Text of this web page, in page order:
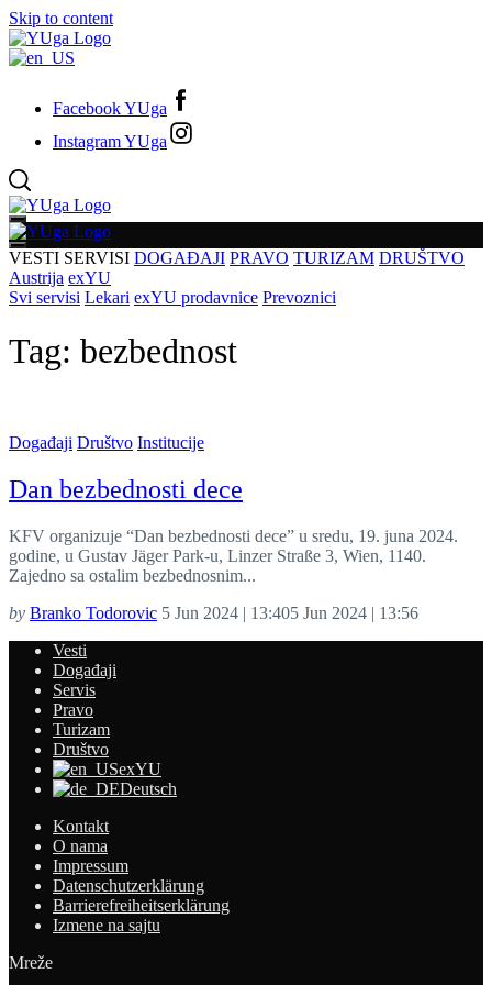
Skip to content
Facebook YUga
Instagram YUga
VESTI SERVISI DOGAĐAJI PRAVO TURIZAM DRUŠTVO
Austrija exYU
Svi servisi Lekari exYU prodavnice Prevoznici
Tag: bezbednost
Događaji Društvo Institucije
Dan bezbednosti dece
KFV organizuje “Dan bezbednosti dece” u sredu, 19. juna 2024.
godine, u Gustav Jäger Park-u, Linzer Straße 3, Wien, 1140.
Zajedno sa ostalim bezbednosnim...
by Branko Todorovic 5 Jun 2024 | 13:405 Jun 2024 | 13:56
Vesti
Događaji
Servis
Pravo
Turizam
Društvo
exYU
Deutsch
Kontakt
O nama
Impressum
Datenschutzerklärung
Barrierefreiheitserklärung
Izmene na sajtu
Mreže